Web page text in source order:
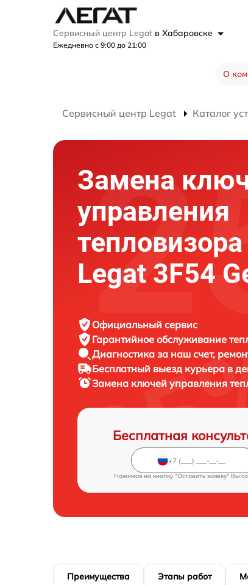
Сервисный центр Legat в Хабаровске
Ежедневно с 9:00 до 21:00
О
Сервисный центр Legat Каталог
Замена
управления
тепловизора
Legat 3F54
Официальный сервис
Гарантийное обслуживание
Диагностика за наш счет,
Бесплатный выезд курьера в
Замена ключей управления
Бесплатная
Нажимая на кнопку "Оставить заявку" Вы
Преимущества Этапы работ